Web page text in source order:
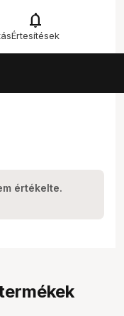
notifications
Értesítések
értékelte.